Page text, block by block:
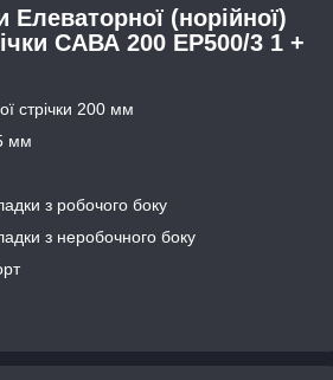
Елеваторної (норійної)
САВА 200 ЕР500/3 1 +
стрічки 200 мм
мм
з робочого боку
з неробочного боку